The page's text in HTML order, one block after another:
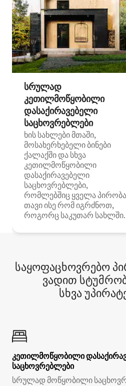
სრულად
კეთილმოწყობილი
დასაქირავებელი
საცხოვრებლები
ხის სახლები მთაში,
მოსახერხებელი ბინები
ქალაქში და სხვა
კეთილმოწყობილი
დასაქირავებელი
საცხოვრებლები,
რომლებშიც ყველა
თავი ისე რომ იგრძნოთ,
როგორც საკუთარ სახლში.
საყოფაცხოვრებო
ვადით
სხვა
კეთილმოწყობილი
საცხოვრებლები
სრულად მოწყობილი